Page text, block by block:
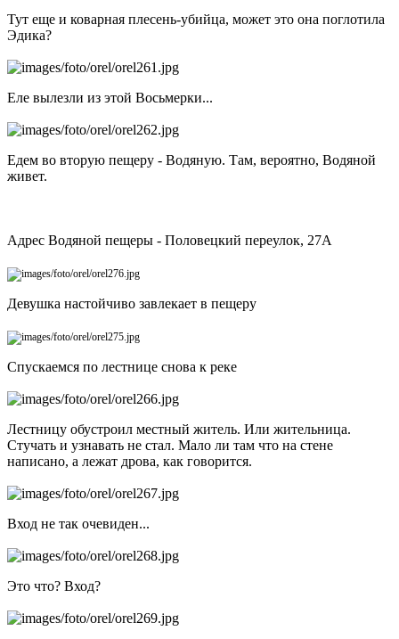
Тут еще и коварная плесень-убийца, может это она поглотила
Эдика?
Еле вылезли из этой Восьмерки...
Едем во вторую пещеру - Водяную. Там, вероятно, Водяной
живет.
Адрес Водяной пещеры - Половецкий переулок, 27А
Девушка настойчиво завлекает в пещеру
Спускаемся по лестнице снова к реке
Лестницу обустроил местный житель. Или жительница.
Стучать и узнавать не стал. Мало ли там что на стене
написано, а лежат дрова, как говорится.
Вход не так очевиден...
Это что? Вход?